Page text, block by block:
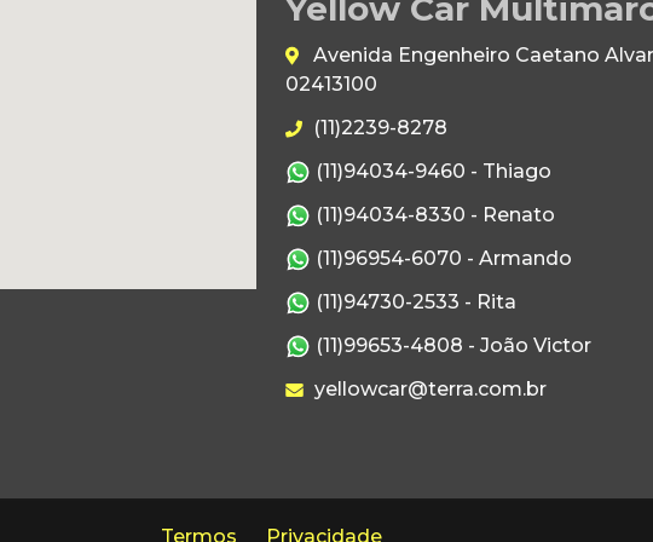
Avenida Engenheiro Caetano
02413100
(11)2239-8278
(11)94034-9460 - Thiago
(11)94034-8330 - Renato
(11)96954-6070 - Armando
(11)94730-2533 - Rita
(11)99653-4808 - João Victor
yellowcar@terra.com.br
Termos Privacidade